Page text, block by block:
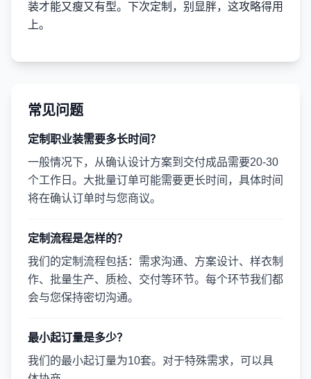
装才能又瘦又有型。下次定制，别显胖，这攻略得用
上。
常见问题
定制职业装需要多长时间？
一般情况下，从确认设计方案到交付成品需要20-30
个工作日。大批量订单可能需要更长时间，具体时间
将在确认订单时与您商议。
定制流程是怎样的？
我们的定制流程包括：需求沟通、方案设计、样衣制
作、批量生产、质检、交付等环节。每个环节我们都
会与您保持密切沟通。
最小起订量是多少？
我们的最小起订量为10套。对于特殊需求，可以具